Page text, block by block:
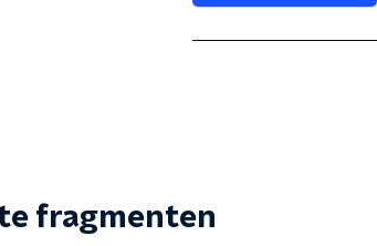
fragmenten